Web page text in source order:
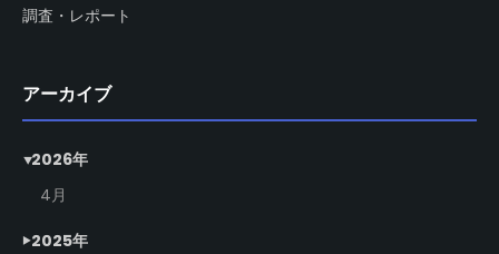
調査・レポート
アーカイブ
2026年
4月
2025年